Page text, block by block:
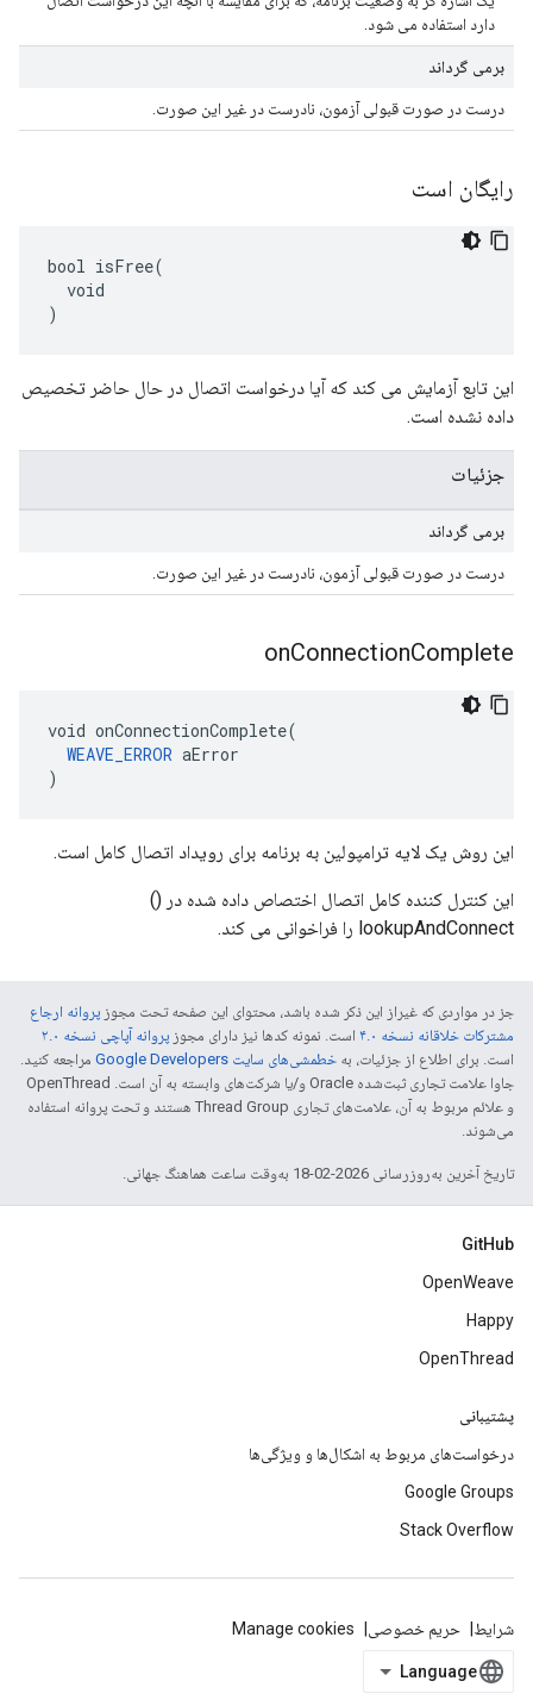
دارد استفاده می شود.
برمی گرداند
درست در صورت قبولی آزمون، نادرست در غیر این صورت.
رایگان است
bool isFree(
  void
)
این تابع آزمایش می کند که آیا درخواست اتصال در حال حاضر تخصیص
داده نشده است.
جزئیات
برمی گرداند
درست در صورت قبولی آزمون، نادرست در غیر این صورت.
onConnectionComplete
void onConnectionComplete(
WEAVE_ERROR aError
)
این روش یک لایه ترامپولین به برنامه برای رویداد اتصال کامل است.
این کنترل کننده کامل اتصال اختصاص داده شده در ()
lookupAndConnect را فراخوانی می کند.
جز در مواردی که غیراز این ذکر شده باشد، محتوای این صفحه تحت مجوز پروانه ارجاع
مشترکات خلاقانه نسخه ۴.۰
است. نمونه کدها نیز دارای مجوز پروانه آپاچی نسخه ۲.۰
است. برای اطلاع از جزئیات، به خطمشی‌های سایت Google Developers‏
مراجعه کنید.
جاوا علامت تجاری ثبت‌شده Oracle و/یا شرکت‌های وابسته به آن است. ‫OpenThread
و علائم مربوط به آن، علامت‌های تجاری Thread Group هستند و تحت پروانه استفاده
می‌شوند.
تاریخ آخرین به‌روزرسانی 2026-02-18 به‌وقت ساعت هماهنگ جهانی.
GitHub
OpenWeave
Happy
OpenThread
پشتیبانی
درخواست‌های مربوط به اشکال‌ها و ویژگی‌ها
Google Groups
Stack Overflow
شرایط حریم خصوصی Manage cookies